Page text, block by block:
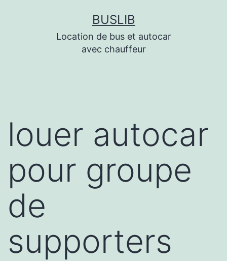
BUSLIB
Location de bus et autocar
avec chauffeur
louer autocar
pour groupe
de
supporters